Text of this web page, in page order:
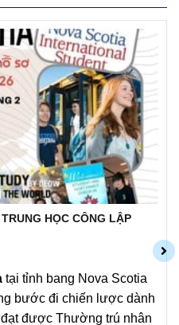
HỌC CÔNG LẬP
tại tỉnh bang Nova Scotia
bước đi chiến lược dành
được Thường trú nhân